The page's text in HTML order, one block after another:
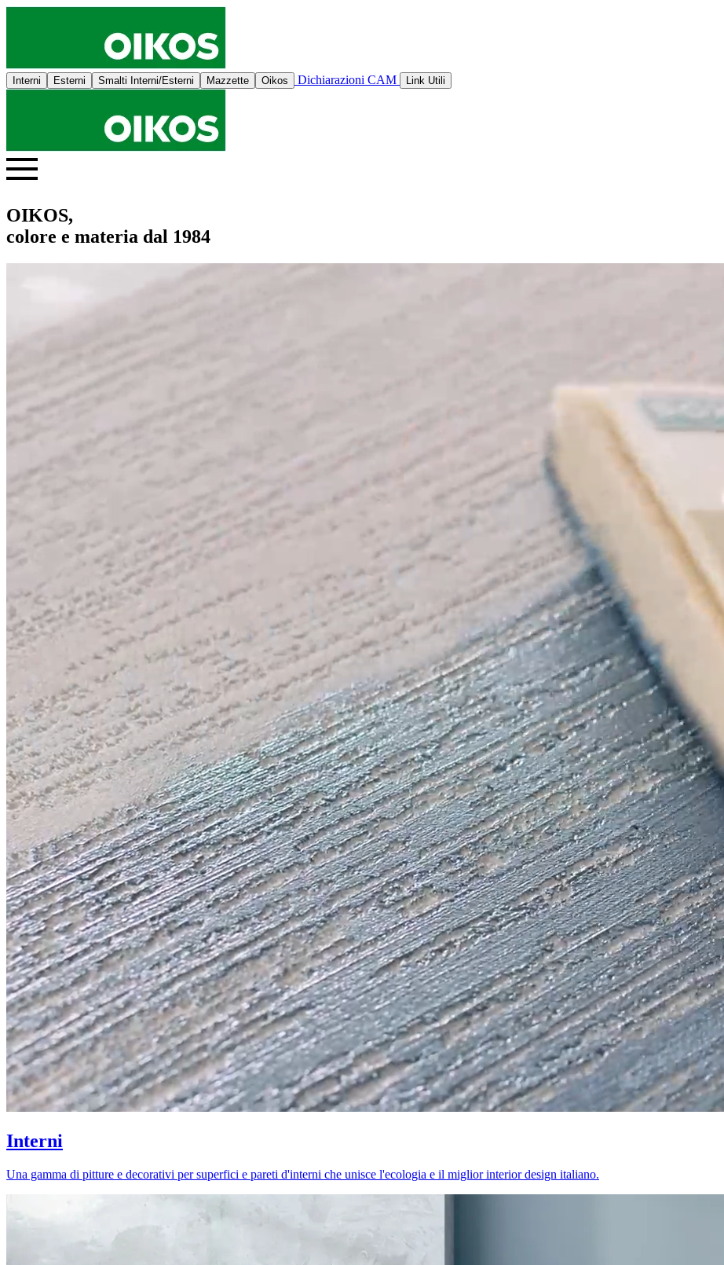
Interni Esterni Smalti Interni/Esterni Mazzette Oikos Dichiarazioni CAM Link Utili
OIKOS,
colore e materia dal 1984
Interni
Una gamma di pitture e decorativi per superfici e pareti d'interni che unisce l'ecologia e il miglior interior design italiano.